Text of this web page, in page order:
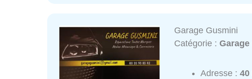
Garage Gusmini
Catégorie :
Adresse :